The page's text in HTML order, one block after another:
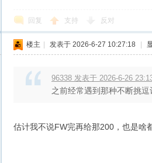
回复 支持 反对
楼主 发表于 2026-6-27 10:27:18
96338 发表于 2026-6-26
之前经常遇到那种不断挑
估计我不说FW完再给那200，也是啥